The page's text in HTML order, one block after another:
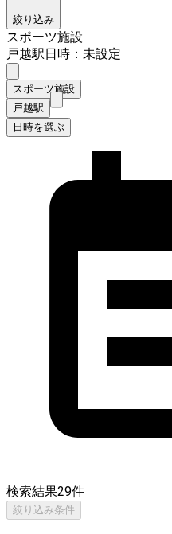
絞り込み
スポーツ施設
戸越駅日時：未設定
スポーツ施設
戸越駅
日時を選ぶ
検索結果29件
絞り込み条件